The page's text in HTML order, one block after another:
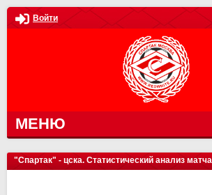
Войти
МЕНЮ
"Спартак" - цска. Статистический анализ матча